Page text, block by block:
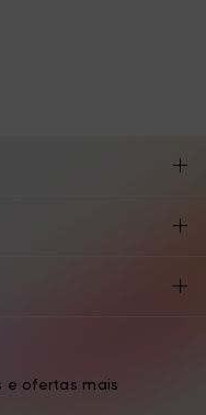
e ofertas mais